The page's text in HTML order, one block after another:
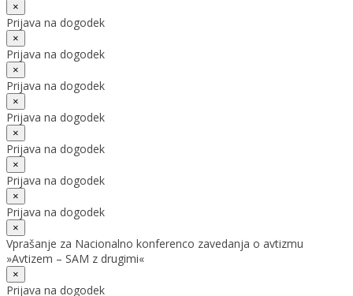
×
Prijava na dogodek
×
Prijava na dogodek
×
Prijava na dogodek
×
Prijava na dogodek
×
Prijava na dogodek
×
Prijava na dogodek
×
Prijava na dogodek
×
Vprašanje za Nacionalno konferenco zavedanja o avtizmu
»Avtizem – SAM z drugimi«
×
Prijava na dogodek